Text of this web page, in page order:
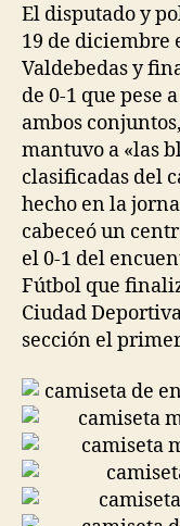
El disputado y
19 de diciembre
Valdebedas y
de 0-1 que pese
ambos conjuntos,
mantuvo a «las
clasificadas del
hecho en la
cabeceó un
el 0-1 del
Fútbol que
Ciudad
sección el